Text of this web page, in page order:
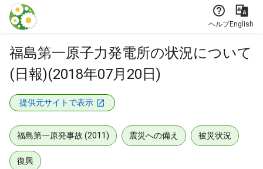
本文に飛ぶ
ヘルプEnglish
福島第一原子力発電所の状況について
(日報)(2018年07月20日)
提供元サイトで表示
福島第一原発事故 (2011) 震災への備え 被災状況
復興